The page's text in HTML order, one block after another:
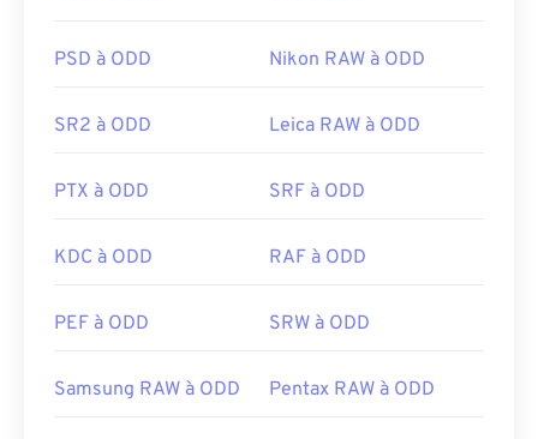
produits Adobe est
XnView MP.
Le format DNG est souvent converti en JPEG (
modifiables. Plusieurs logiciels permettent de
Adobe mentionnés précédemment. Sous Windows,
FastStone Image Viewer
. Sous Linux/Unix,
PSD à ODD Nikon RAW à ODD
SR2 à ODD Leica RAW à ODD
PTX à ODD SRF à ODD
KDC à ODD RAF à ODD
PEF à ODD SRW à ODD
Samsung RAW à ODD Pentax RAW à ODD